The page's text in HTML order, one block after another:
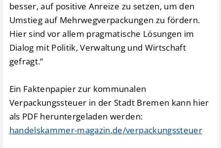
besser, auf positive Anreize zu setzen, um den
Umstieg auf Mehrwegverpackungen zu fördern.
Hier sind vor allem pragmatische Lösungen im
Dialog mit Politik, Verwaltung und Wirtschaft
gefragt.“
Ein Faktenpapier zur kommunalen
Verpackungssteuer in der Stadt Bremen kann hier
als PDF heruntergeladen werden:
handelskammer-magazin.de/verpackungssteuer